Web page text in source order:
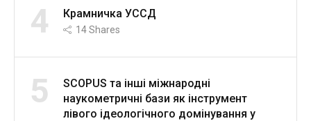
4 Крамничка УССД
14Shares
5
SCOPUS та інші міжнародні
наукометричні бази як інструмент
лівого ідеологічного домінування у